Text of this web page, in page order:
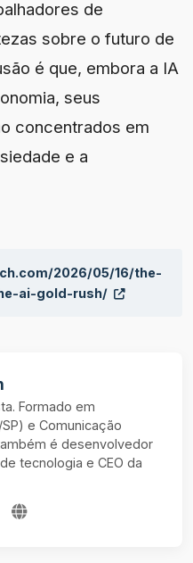
de
sobre o futuro de
é que, embora a IA
seus
concentrados em
e a
2026/05/16/the-
ai-gold-rush/
Formado em
e Comunicação
é desenvolvedor
tecnologia e CEO da